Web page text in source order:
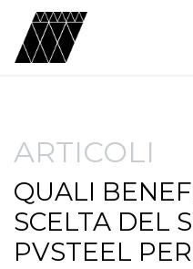
ARTICOLI
QUALI
SCELTA DEL
PVSTEEL